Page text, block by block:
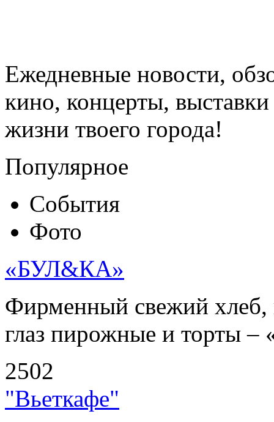
Ежедневные новости,
кино, концерты,
жизни твоего города!
Популярное
События
Фото
«БУЛ&КА»
Фирменный свежий хлеб,
глаз пирожные и торты
2502
"Вьеткафе"